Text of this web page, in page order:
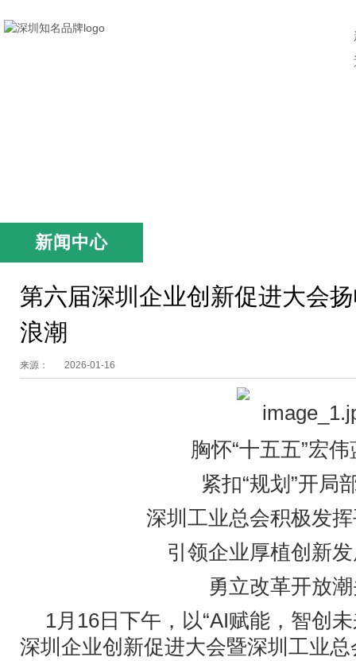
新闻中心
第六届深圳企业创新促进大会
浪潮
来源： 2026-01-16
胸怀“十五五”宏
紧扣“规划”开局
深圳工业总会积极发
引领企业厚植创新
勇立改革开放
1月16日下午，以“AI赋能，智创
深圳企业创新促进大会暨深圳工业